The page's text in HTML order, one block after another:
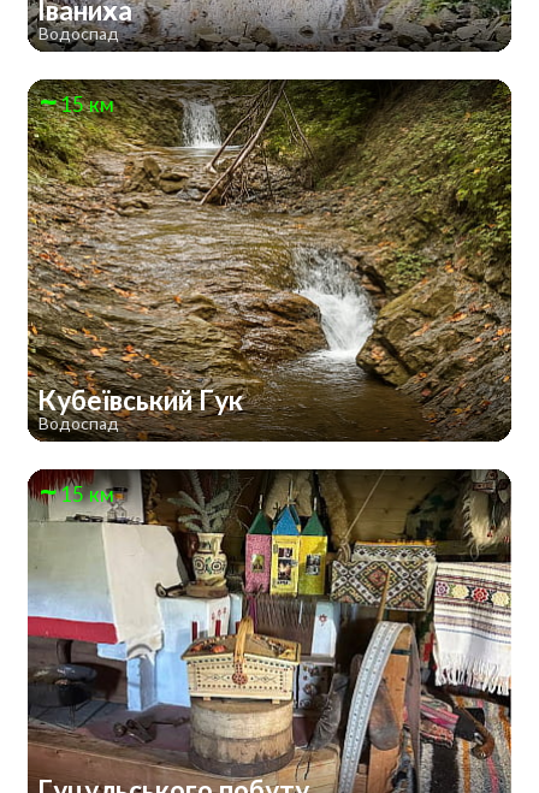
Іваниха
Водоспад
15 км
Кубеївський Гук
Водоспад
15 км